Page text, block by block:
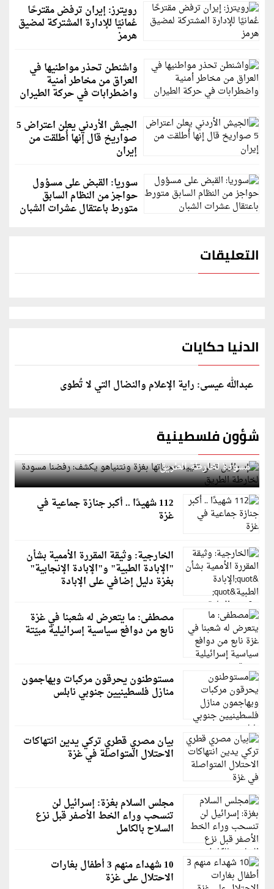
رويترز: إيران ترفض مقترحًا
عُمانيًا للإدارة المشتركة لمضيق
هرمز
واشنطن تحذر مواطنيها في
العراق من مخاطر أمنية
واضطرابات في حركة الطيران
الجيش الأردني يعلن اعتراض 5
صواريخ قال إنها أُطلقت من
إيران
سوريا: القبض على مسؤول
حواجز من النظام السابق
متورط باعتقال عشرات الشبان
التعليقات
الدنيا حكايات
عبدالله عيسى: راية الإعلام والنضال التي لا تُطوى
شؤون فلسطينية
إسرائيل تعلن تقييد هجماتها بغزة ونتنياهو يكشف: رفضنا
مسودة لخارطة الطريق
112 شهيدًا .. أكبر جنازة جماعية في
غزة
الخارجية: وثيقة المقررة الأممية بشأن
"الإبادة الطبية" و"الإبادة الإنجابية"
بغزة دليل إضافي على الإبادة
مصطفى: ما يتعرض له شعبنا في غزة
نابع من دوافع سياسية إسرائيلية مبيّتة
مستوطنون يحرقون مركبات ويهاجمون
منازل فلسطينيين جنوبي نابلس
بيان مصري قطري تركي يدين انتهاكات
الاحتلال المتواصلة في غزة
مجلس السلام بغزة: إسرائيل لن
تنسحب وراء الخط الأصفر قبل نزع
السلاح بالكامل
10 شهداء منهم 3 أطفال بغارات
الاحتلال على غزة